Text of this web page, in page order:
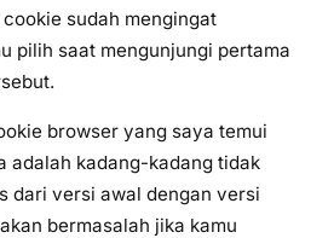
sudah mengingat
pilih saat mengunjungi pertama
browser yang saya temui
adalah kadang-kadang tidak
dari versi awal dengan versi
bermasalah jika kamu